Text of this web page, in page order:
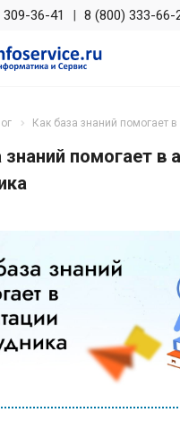
36-41 | 8 (800) 333-66-
Как база знаний помогает
знаний помогает в